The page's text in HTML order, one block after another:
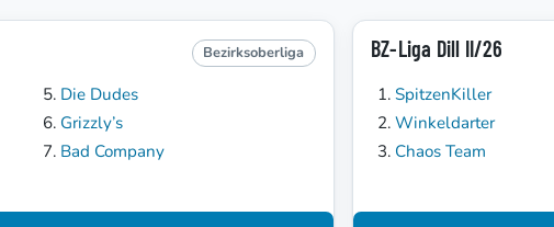
Bezirksoberliga
Die Dudes
Grizzly’s
Bad Company
BZ-Liga Dill II/26
SpitzenKiller
Winkeldarter
Chaos Team